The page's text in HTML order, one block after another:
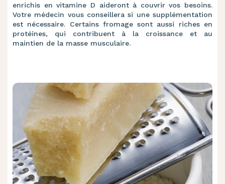
enrichis en vitamine D aideront à couvrir vos besoins.
Votre médecin vous conseillera si une supplémentation
est nécessaire. Certains fromage sont aussi riches en
protéines, qui contribuent à la croissance et au
maintien de la masse musculaire.